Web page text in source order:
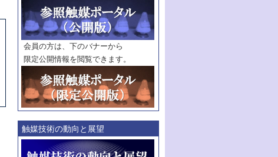
巻
号
範囲指定
巻
号～
巻
号
触媒年鑑
年度
記事種別
マーク：
マークあり
会員の方は、下のバナーから
限定公開情報を閲覧できます。
触媒技術の動向と展望